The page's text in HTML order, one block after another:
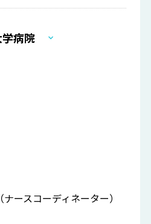
病院
ースコーディネーター）